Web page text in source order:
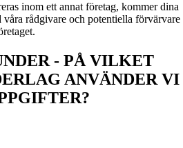
inom ett annat företag, kommer dina
våra rådgivare och potentiella förvärvare
- PÅ VILKET
ANVÄNDER VI